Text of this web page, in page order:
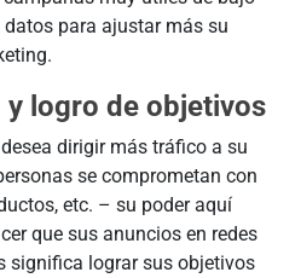
para ajustar más su
logro de objetivos
dirigir más tráfico a su
se comprometan con
etc. – su poder aquí
que sus anuncios en redes
significa lograr sus objetivos